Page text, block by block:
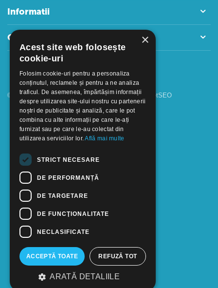
Informatii
Contact
© 2018 - 2026 GOOFFICE. Realizat si configurat netSEO
×
Acest site web folosește
cookie-uri
Folosim cookie-uri pentru a personaliza
conținutul, reclamele și pentru a ne analiza
traficul. De asemenea, împărtășim informații
despre utilizarea site-ului nostru cu partenerii
noștri de publicitate și analiză, care le pot
combina cu alte informații pe care le-ați
furnizat sau pe care le-au colectat din
utilizarea serviciilor lor.Află mai multe
STRICT NECESARE
DE PERFORMANȚĂ
DE TARGETARE
DE FUNCŢIONALITATE
NECLASIFICATE
ACCEPTĂ TOATE REFUZĂ TOT
ARATĂ DETALIILE